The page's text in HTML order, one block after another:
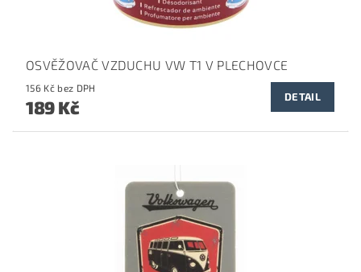
OSVĚŽOVAČ VZDUCHU VW T1 V PLECHOVCE
156 Kč bez DPH
189 Kč DETAIL